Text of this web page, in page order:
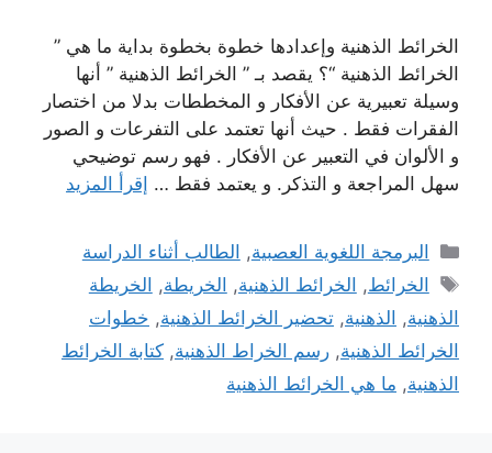
الخرائط الذهنية وإعدادها خطوة بخطوة بداية ما هي ”
الخرائط الذهنية “؟ يقصد بـ ” الخرائط الذهنية ” أنها
وسيلة تعبيرية عن الأفكار و المخططات بدلا من اختصار
الفقرات فقط . حيث أنها تعتمد على التفرعات و الصور
و الألوان في التعبير عن الأفكار . فهو رسم توضيحي
سهل المراجعة و التذكر. و يعتمد فقط … إقرأ المزيد
التصنيفات
البرمجة اللغوية العصبية, الطالب أثناء الدراسة
الوسوم
الخرائط, الخرائط الذهنية, الخريطة, الخريطة
الذهنية, الذهنية, تحضير الخرائط الذهنية, خطوات
الخرائط الذهنية, رسم الخراط الذهنية, كتابة الخرائط
الذهنية, ما هي الخرائط الذهنية